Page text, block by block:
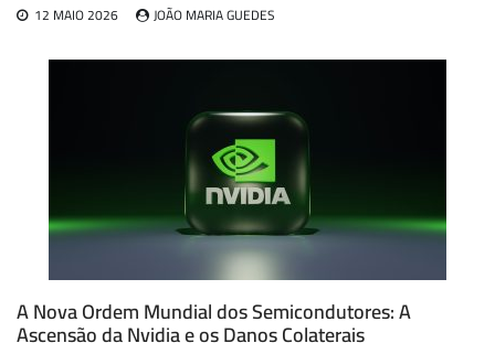
12 MAIO 2026 JOÃO MARIA GUEDES
A Nova Ordem Mundial dos Semicondutores: A
Ascensão da Nvidia e os Danos Colaterais